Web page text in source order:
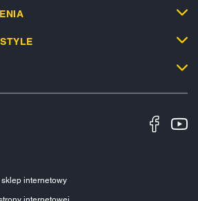
internetowy